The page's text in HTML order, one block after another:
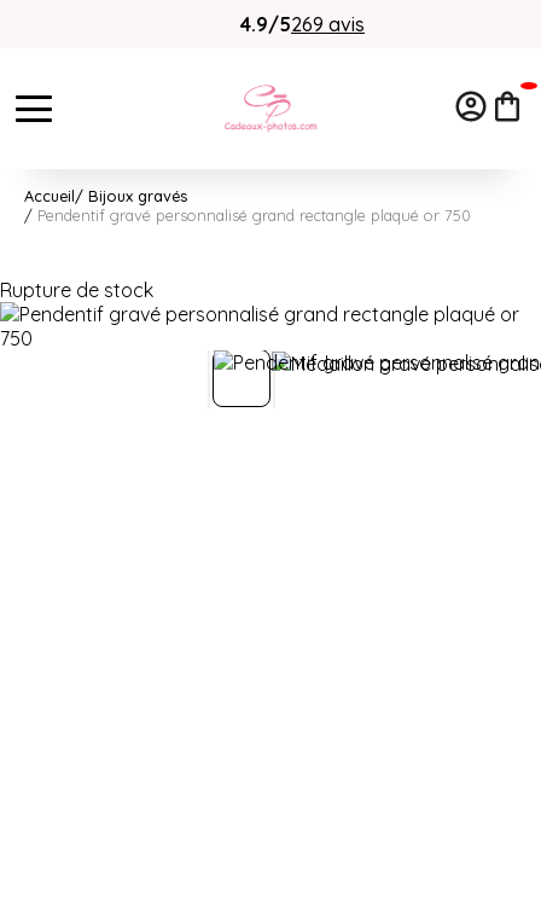
4.9/5269 avis
Accueil
Bijoux gravés
Pendentif gravé personnalisé grand rectangle plaqué or 750
Rupture de stock